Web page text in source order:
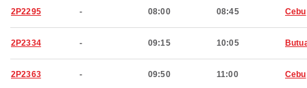
2P2295 - 08:00 08:45 Cebu
2P2334 - 09:15 10:05
2P2363 - 09:50 11:00 Cebu